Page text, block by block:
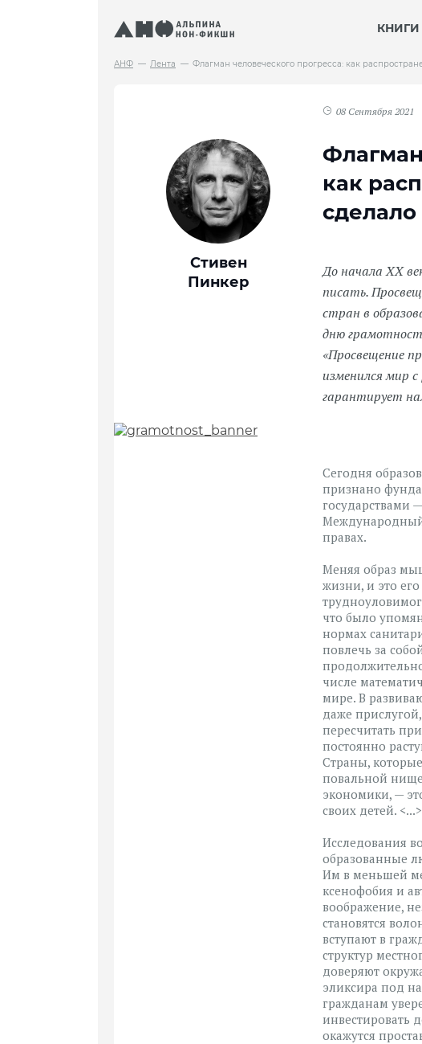
КНИГИ
АНФ Лента Флагман человеческого прогресса: как
Стивен
Пинкер
08 Сентября 2021
как
До начала XX
писать.
стран в
дню
«Просвещение
изменился мир
гарантирует
Сегодня
признано
государствами
Международный
правах.
Меняя образ
жизни, и это
что было
нормах
повлечь за
числе
мире. В
даже
пересчитать
постоянно
Страны,
повальной
экономики, —
своих детей. <...>
Исследования
образованные
Им в меньшей
ксенофобия и
воображение,
становятся
вступают в
структур
доверяют
эликсира под
гражданам
инвестировать
окажутся